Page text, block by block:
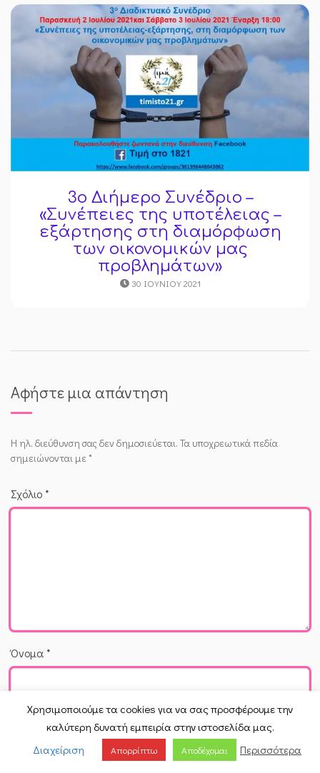
3ο Διήμερο Συνέδριο –
«Συνέπειες της υποτέλειας –
εξάρτησης στη διαμόρφωση
των οικονομικών μας
προβλημάτων»
30 ΙΟΥΝΊΟΥ 2021
Αφήστε μια απάντηση
Η ηλ. διεύθυνση σας δεν δημοσιεύεται. Τα υποχρεωτικά πεδία
σημειώνονται με*
Σχόλιο*
Όνομα*
Χρησιμοποιούμε τα cookies για να σας προσφέρουμε την
καλύτερη δυνατή εμπειρία στην ιστοσελίδα μας.
Διαχείριση
Απορρίπτω Αποδέχομαι Περισσότερα